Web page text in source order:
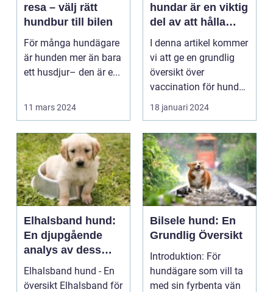
resa – välj rätt
hundbur till bilen
För många hundägare
är hunden mer än bara
ett husdjur– den är e...
11 mars 2024
hundar är en viktig
del av att hålla
dem friska och
skyddade mot
allvarliga
sjukdomar
I denna artikel kommer
vi att ge en grundlig
översikt över
vaccination för hundar,
inklusive olika t...
18 januari 2024
Elhalsband hund:
En djupgående
analys av dess
funktioner och
effektivitet
Elhalsband hund - En
översikt Elhalsband för
Bilsele hund: En
Grundlig Översikt
Introduktion: För
hundägare som vill ta
med sin fyrbenta vän